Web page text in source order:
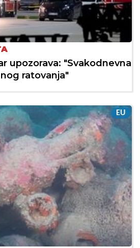
upozorava: "Svakodnevna
ratovanja"
EU